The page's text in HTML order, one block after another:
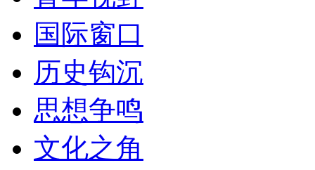
国际窗口
历史钩沉
思想争鸣
文化之角